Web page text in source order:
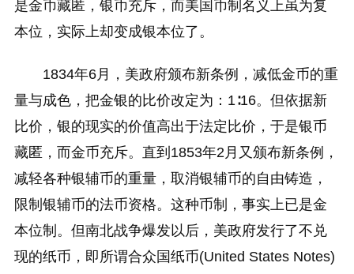
是金币藏匿，银币充斥，而美国币制名义上虽为复
本位，实际上却变成银本位了。
1834年6月，美政府颁布新条例，减低金币的重
量与成色，把金银的比价改定为：1∶16。但依据新
比价，银的现实的价值高出于法定比价，于是银币
藏匿，而金币充斥。直到1853年2月又颁布新条例，
减轻各种银辅币的重量，取消银辅币的自由铸造，
限制银辅币的法币资格。这种币制，事实上已是金
本位制。但南北战争爆发以后，美政府发行了不兑
现的纸币，即所谓合众国纸币(United States Notes)